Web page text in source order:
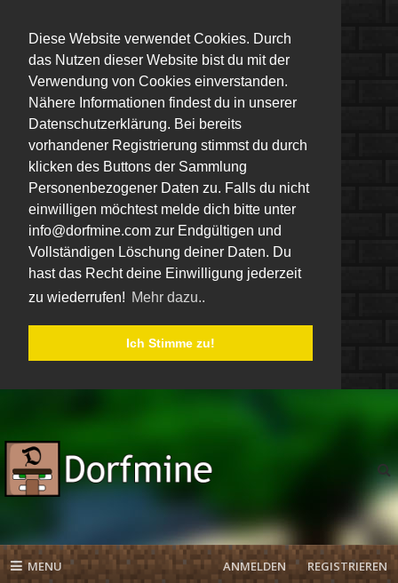
Diese Website verwendet Cookies. Durch
das Nutzen dieser Website bist du mit der
Verwendung von Cookies einverstanden.
Nähere Informationen findest du in unserer
Datenschutzerklärung. Bei bereits
vorhandener Registrierung stimmst du durch
klicken des Buttons der Sammlung
Personenbezogener Daten zu. Falls du nicht
einwilligen möchtest melde dich bitte unter
info@dorfmine.com zur Endgültigen und
Vollständigen Löschung deiner Daten. Du
hast das Recht deine Einwilligung jederzeit
zu wiederrufen! Mehr dazu..
Ich Stimme zu!
MENU ANMELDEN REGISTRIEREN